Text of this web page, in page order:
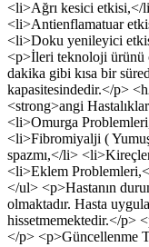
<li>Ağrı kesici etkisi,</
<li>Antienflamatuar
<li>Doku yenileyici
<p>İleri teknoloji ürünü
dakika gibi kısa bir
kapasitesindedir.</p>
<strong>angi
<li>Omurga
<li>Fibromiyalji (
spazmı,</li>
<li>Eklem
</ul> <p>Hastanın
olmaktadır. Hasta
hissetmemektedir.</p>
</p> <p>Güncellenme